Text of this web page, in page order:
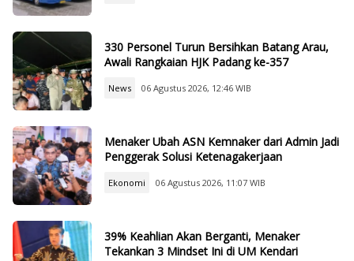
330 Personel Turun Bersihkan Batang Arau,
Awali Rangkaian HJK Padang ke-357
News 06 Agustus 2026, 12:46 WIB
Menaker Ubah ASN Kemnaker dari Admin Jadi
Penggerak Solusi Ketenagakerjaan
Ekonomi 06 Agustus 2026, 11:07 WIB
39% Keahlian Akan Berganti, Menaker
Tekankan 3 Mindset Ini di UM Kendari